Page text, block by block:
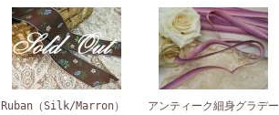
Ruban（Silk/Marron）
アンティーク細身グラデー